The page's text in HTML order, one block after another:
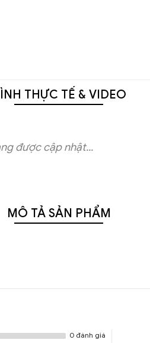
THỰC TẾ & VIDEO
được cập nhật...
MÔ TẢ SẢN PHẨM
0 đánh giá